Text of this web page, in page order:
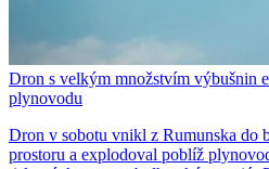
Dron s velkým množstvím výbušnin
plynovodu
Dron v sobotu vnikl z Rumunska do
prostoru a explodoval poblíž